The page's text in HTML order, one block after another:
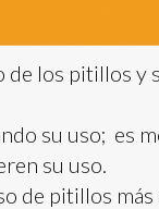
los pitillos y
su uso; es
su uso.
de pitillos